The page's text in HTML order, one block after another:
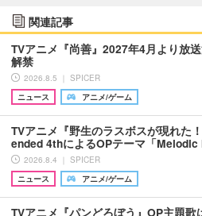
関連記事
TVアニメ『尚善』2027年4月より放
解禁
2026.8.5 ｜ SPICER
ニュース
アニメ/ゲーム
TVアニメ『野生のラスボスが現れた
ended 4thによるOPテーマ「
2026.8.4 ｜ SPICER
ニュース
アニメ/ゲーム
TVアニメ『パンどろぼう』OP主題歌